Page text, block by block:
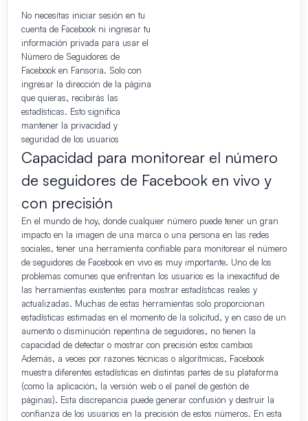
No necesitas iniciar sesión en tu
cuenta de Facebook ni ingresar tu
información privada para usar el
Número de Seguidores de
Facebook en Fansoria. Solo con
ingresar la dirección de la página
que quieras, recibirás las
estadísticas. Esto significa
mantener la privacidad y
seguridad de los usuarios
Capacidad para monitorear el número
de seguidores de Facebook en vivo y
con precisión
En el mundo de hoy, donde cualquier número puede tener un gran
impacto en la imagen de una marca o una persona en las redes
sociales, tener una herramienta confiable para monitorear el número
de seguidores de Facebook en vivo es muy importante. Uno de los
problemas comunes que enfrentan los usuarios es la inexactitud de
las herramientas existentes para mostrar estadísticas reales y
actualizadas. Muchas de estas herramientas solo proporcionan
estadísticas estimadas en el momento de la solicitud, y en caso de un
aumento o disminución repentina de seguidores, no tienen la
capacidad de detectar o mostrar con precisión estos cambios
Además, a veces por razones técnicas o algorítmicas, Facebook
muestra diferentes estadísticas en distintas partes de su plataforma
(como la aplicación, la versión web o el panel de gestión de
páginas). Esta discrepancia puede generar confusión y destruir la
confianza de los usuarios en la precisión de estos números. En esta